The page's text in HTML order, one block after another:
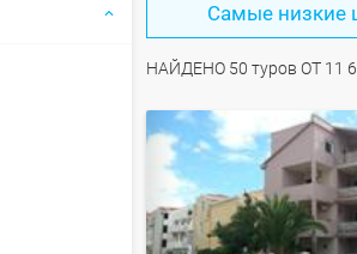
Самые низкие
НАЙДЕНО 50 туров ОТ 11